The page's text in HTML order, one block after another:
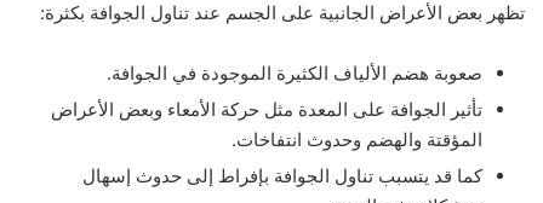
تظهر بعض الأعراض الجانبية على الجسم عند تناول الجوافة بكثرة:
صعوبة هضم الألياف الكثيرة الموجودة في الجوافة.
تأثير الجوافة على المعدة مثل حركة الأمعاء وبعض الأعراض
المؤقتة والهضم وحدوث انتفاخات.
كما قد يتسبب تناول الجوافة بإفراط إلى حدوث إسهال